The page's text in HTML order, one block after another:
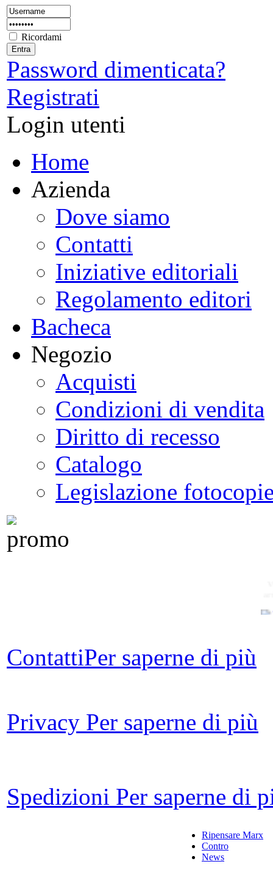
Ricordami
Password dimenticata?
Registrati
Login utenti
Home
Azienda
Dove siamo
Contatti
Iniziative editoriali
Regolamento editori
Bacheca
Negozio
Acquisti
Condizioni di vendita
Diritto di recesso
Catalogo
Legislazione
ContattiPer saperne di più
Privacy Per saperne di più
Spedizioni Per saperne di
Ripensare Marx
Contro
News